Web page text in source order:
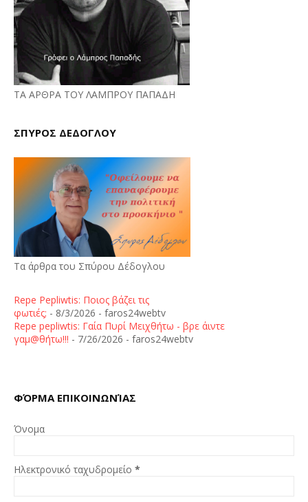
ΤΑ ΑΡΘΡΑ ΤΟΥ ΛΑΜΠΡΟΥ ΠΑΠΑΔΗ
ΣΠΥΡΟΣ ΔΕΔΟΓΛΟΥ
Τα άρθρα του Σπύρου Δέδογλου
Repe Pepliwtis: Ποιος βάζει τις
φωτιές; - 8/3/2026 - faros24webtv
Repe pepliwtis: Γαία Πυρί Μειχθήτω - βρε άιντε
γαμ@θήτω!!! - 7/26/2026 - faros24webtv
ΦΌΡΜΑ ΕΠΙΚΟΙΝΩΝΊΑΣ
Όνομα
Ηλεκτρονικό ταχυδρομείο *